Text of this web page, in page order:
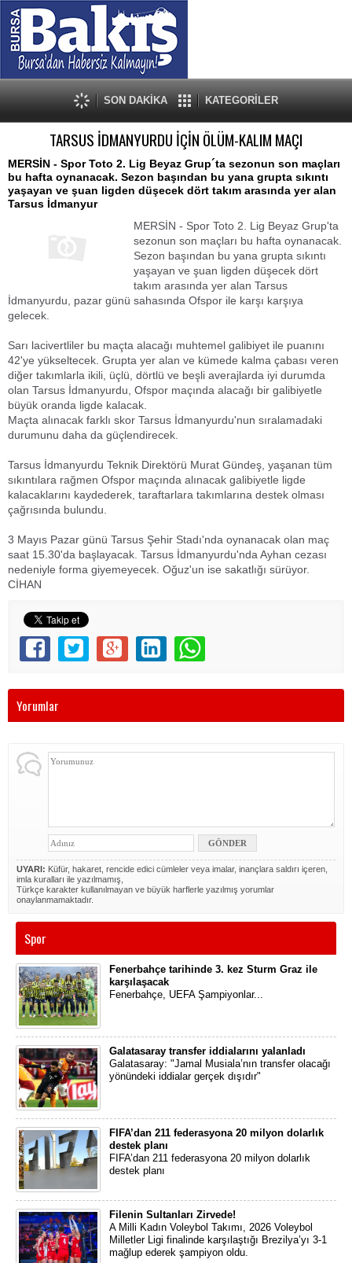
SON DAKİKA KATEGORİLER
TARSUS İDMANYURDU İÇİN ÖLÜM-KALIM MAÇI
MERSİN - Spor Toto 2. Lig Beyaz Grup´ta sezonun son maçları
bu hafta oynanacak. Sezon başından bu yana grupta sıkıntı
yaşayan ve şuan ligden düşecek dört takım arasında yer alan
Tarsus İdmanyur
MERSİN - Spor Toto 2. Lig Beyaz Grup'ta
sezonun son maçları bu hafta oynanacak.
Sezon başından bu yana grupta sıkıntı
yaşayan ve şuan ligden düşecek dört
takım arasında yer alan Tarsus
İdmanyurdu, pazar günü sahasında Ofspor ile karşı karşıya
gelecek.
Sarı lacivertliler bu maçta alacağı muhtemel galibiyet ile puanını
42'ye yükseltecek. Grupta yer alan ve kümede kalma çabası veren
diğer takımlarla ikili, üçlü, dörtlü ve beşli averajlarda iyi durumda
olan Tarsus İdmanyurdu, Ofspor maçında alacağı bir galibiyetle
büyük oranda ligde kalacak.
Maçta alınacak farklı skor Tarsus İdmanyurdu'nun sıralamadaki
durumunu daha da güçlendirecek.
Tarsus İdmanyurdu Teknik Direktörü Murat Gündeş, yaşanan tüm
sıkıntılara rağmen Ofspor maçında alınacak galibiyetle ligde
kalacaklarını kaydederek, taraftarlara takımlarına destek olması
çağrısında bulundu.
3 Mayıs Pazar günü Tarsus Şehir Stadı'nda oynanacak olan maç
saat 15.30'da başlayacak. Tarsus İdmanyurdu'nda Ayhan cezası
nedeniyle forma giyemeyecek. Oğuz'un ise sakatlığı sürüyor.
CİHAN
Yorumlar
UYARI: Küfür, hakaret, rencide edici cümleler veya imalar, inançlara saldırı içeren,
imla kuralları ile yazılmamış,
Türkçe karakter kullanılmayan ve büyük harflerle yazılmış yorumlar
onaylanmamaktadır.
Spor
Fenerbahçe tarihinde 3. kez Sturm Graz ile
karşılaşacak
Fenerbahçe, UEFA Şampiyonlar...
Galatasaray transfer iddialarını yalanladı
Galatasaray: "Jamal Musiala’nın transfer olacağı
yönündeki iddialar gerçek dışıdır"
FIFA’dan 211 federasyona 20 milyon dolarlık
destek planı
FIFA’dan 211 federasyona 20 milyon dolarlık
destek planı
Filenin Sultanları Zirvede!
A Milli Kadın Voleybol Takımı, 2026 Voleybol
Milletler Ligi finalinde karşılaştığı Brezilya’yı 3-1
mağlup ederek şampiyon oldu.